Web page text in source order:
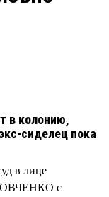
в колонию,
сиделец пока
в лице
с